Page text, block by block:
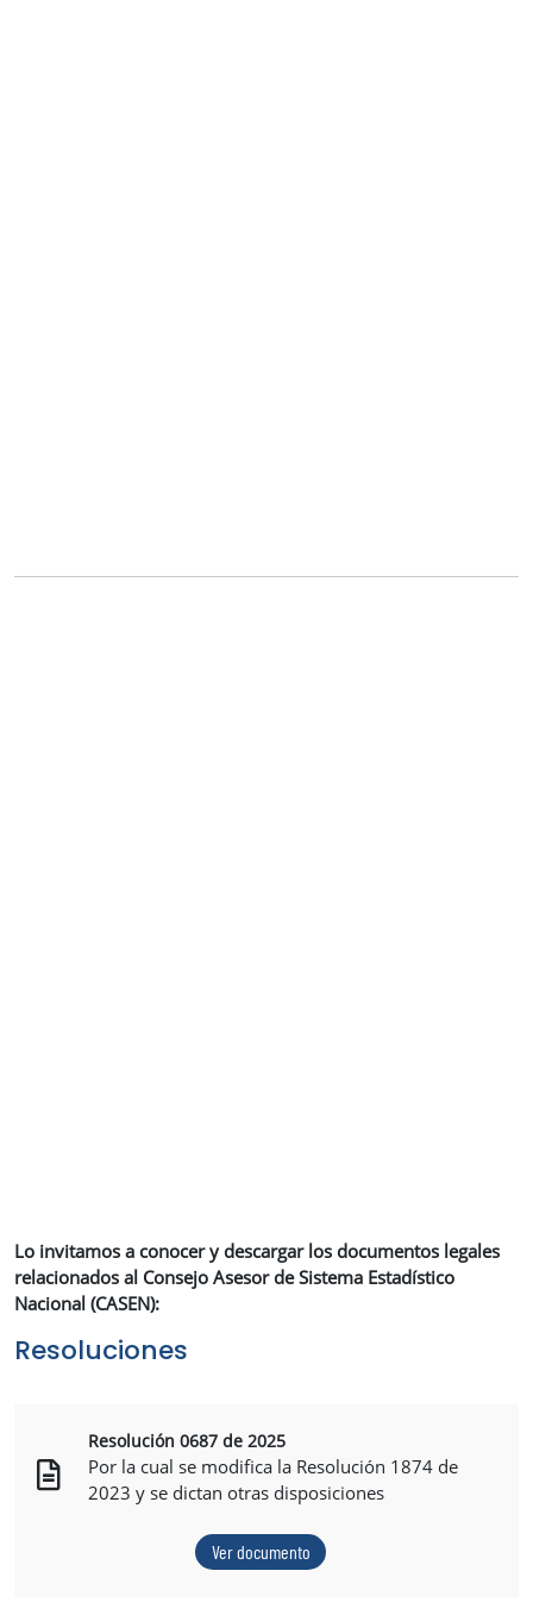
Lo invitamos a conocer y descargar los documentos legales
relacionados al Consejo Asesor de Sistema Estadístico
Nacional (CASEN):
Resoluciones
Resolución 0687 de 2025
Por la cual se modifica la Resolución 1874 de
2023 y se dictan otras disposiciones
Ver documento